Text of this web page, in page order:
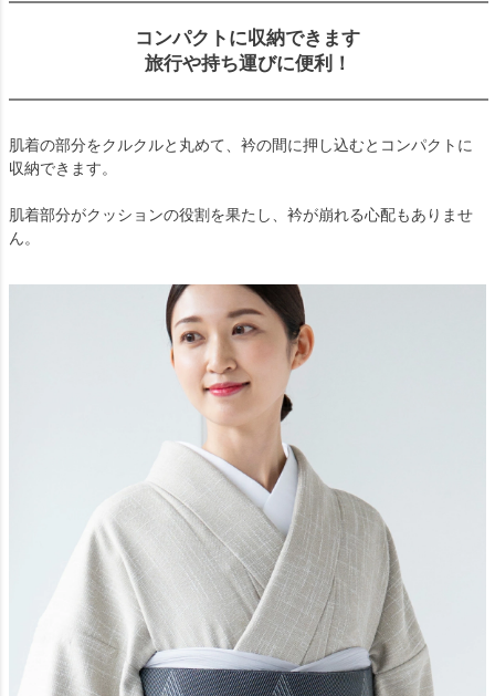
コンパクトに収納できます
旅行や持ち運びに便利！
肌着の部分をクルクルと丸めて、衿の間に押し込むとコンパクトに
収納できます。
肌着部分がクッションの役割を果たし、衿が崩れる心配もありませ
ん。